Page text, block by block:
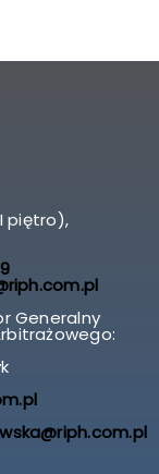
piętro),
Generalny